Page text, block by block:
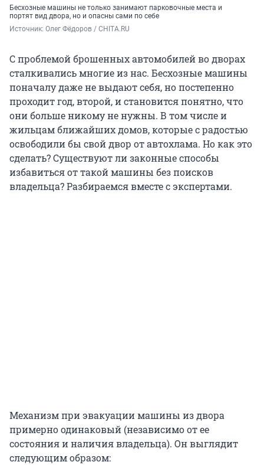
Бесхозные машины не только занимают парковочные места и
портят вид двора, но и опасны сами по себе
Источник: Олег Фёдоров / CHITA.RU
С проблемой брошенных автомобилей во дворах
сталкивались многие из нас. Бесхозные машины
поначалу даже не выдают себя, но постепенно
проходит год, второй, и становится понятно, что
они больше никому не нужны. В том числе и
жильцам ближайших домов, которые с радостью
освободили бы свой двор от автохлама. Но как это
сделать? Существуют ли законные способы
избавиться от такой машины без поисков
владельца? Разбираемся вместе с экспертами.
Механизм при эвакуации машины из двора
примерно одинаковый (независимо от ее
состояния и наличия владельца). Он выглядит
следующим образом: